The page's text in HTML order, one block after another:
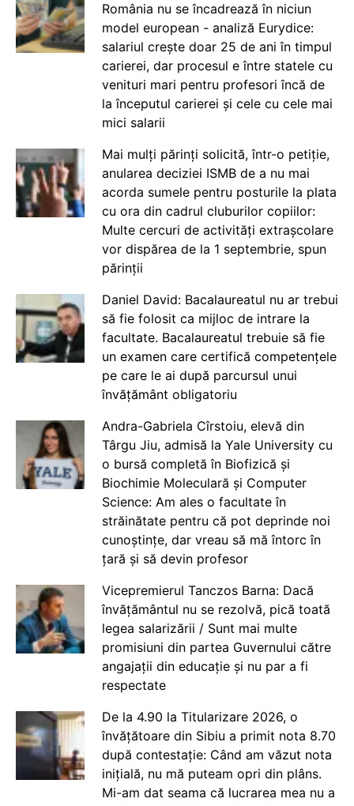
România nu se încadrează în niciun
model european - analiză Eurydice:
salariul crește doar 25 de ani în timpul
carierei, dar procesul e între statele cu
venituri mari pentru profesori încă de
la începutul carierei și cele cu cele mai
mici salarii
Mai mulți părinți solicită, într-o petiție,
anularea deciziei ISMB de a nu mai
acorda sumele pentru posturile la plata
cu ora din cadrul cluburilor copiilor:
Multe cercuri de activități extrașcolare
vor dispărea de la 1 septembrie, spun
părinții
Daniel David: Bacalaureatul nu ar trebui
să fie folosit ca mijloc de intrare la
facultate. Bacalaureatul trebuie să fie
un examen care certifică competențele
pe care le ai după parcursul unui
învățământ obligatoriu
Andra-Gabriela Cîrstoiu, elevă din
Târgu Jiu, admisă la Yale University cu
o bursă completă în Biofizică și
Biochimie Moleculară și Computer
Science: Am ales o facultate în
străinătate pentru că pot deprinde noi
cunoștințe, dar vreau să mă întorc în
țară și să devin profesor
Vicepremierul Tanczos Barna: Dacă
învățământul nu se rezolvă, pică toată
legea salarizării / Sunt mai multe
promisiuni din partea Guvernului către
angajații din educație și nu par a fi
respectate
De la 4.90 la Titularizare 2026, o
învățătoare din Sibiu a primit nota 8.70
după contestație: Când am văzut nota
inițială, nu mă puteam opri din plâns.
Mi-am dat seama că lucrarea mea nu a